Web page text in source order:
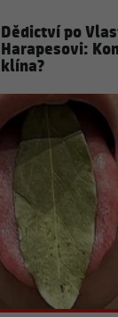
Dědictví po
Harapesovi:
klína?